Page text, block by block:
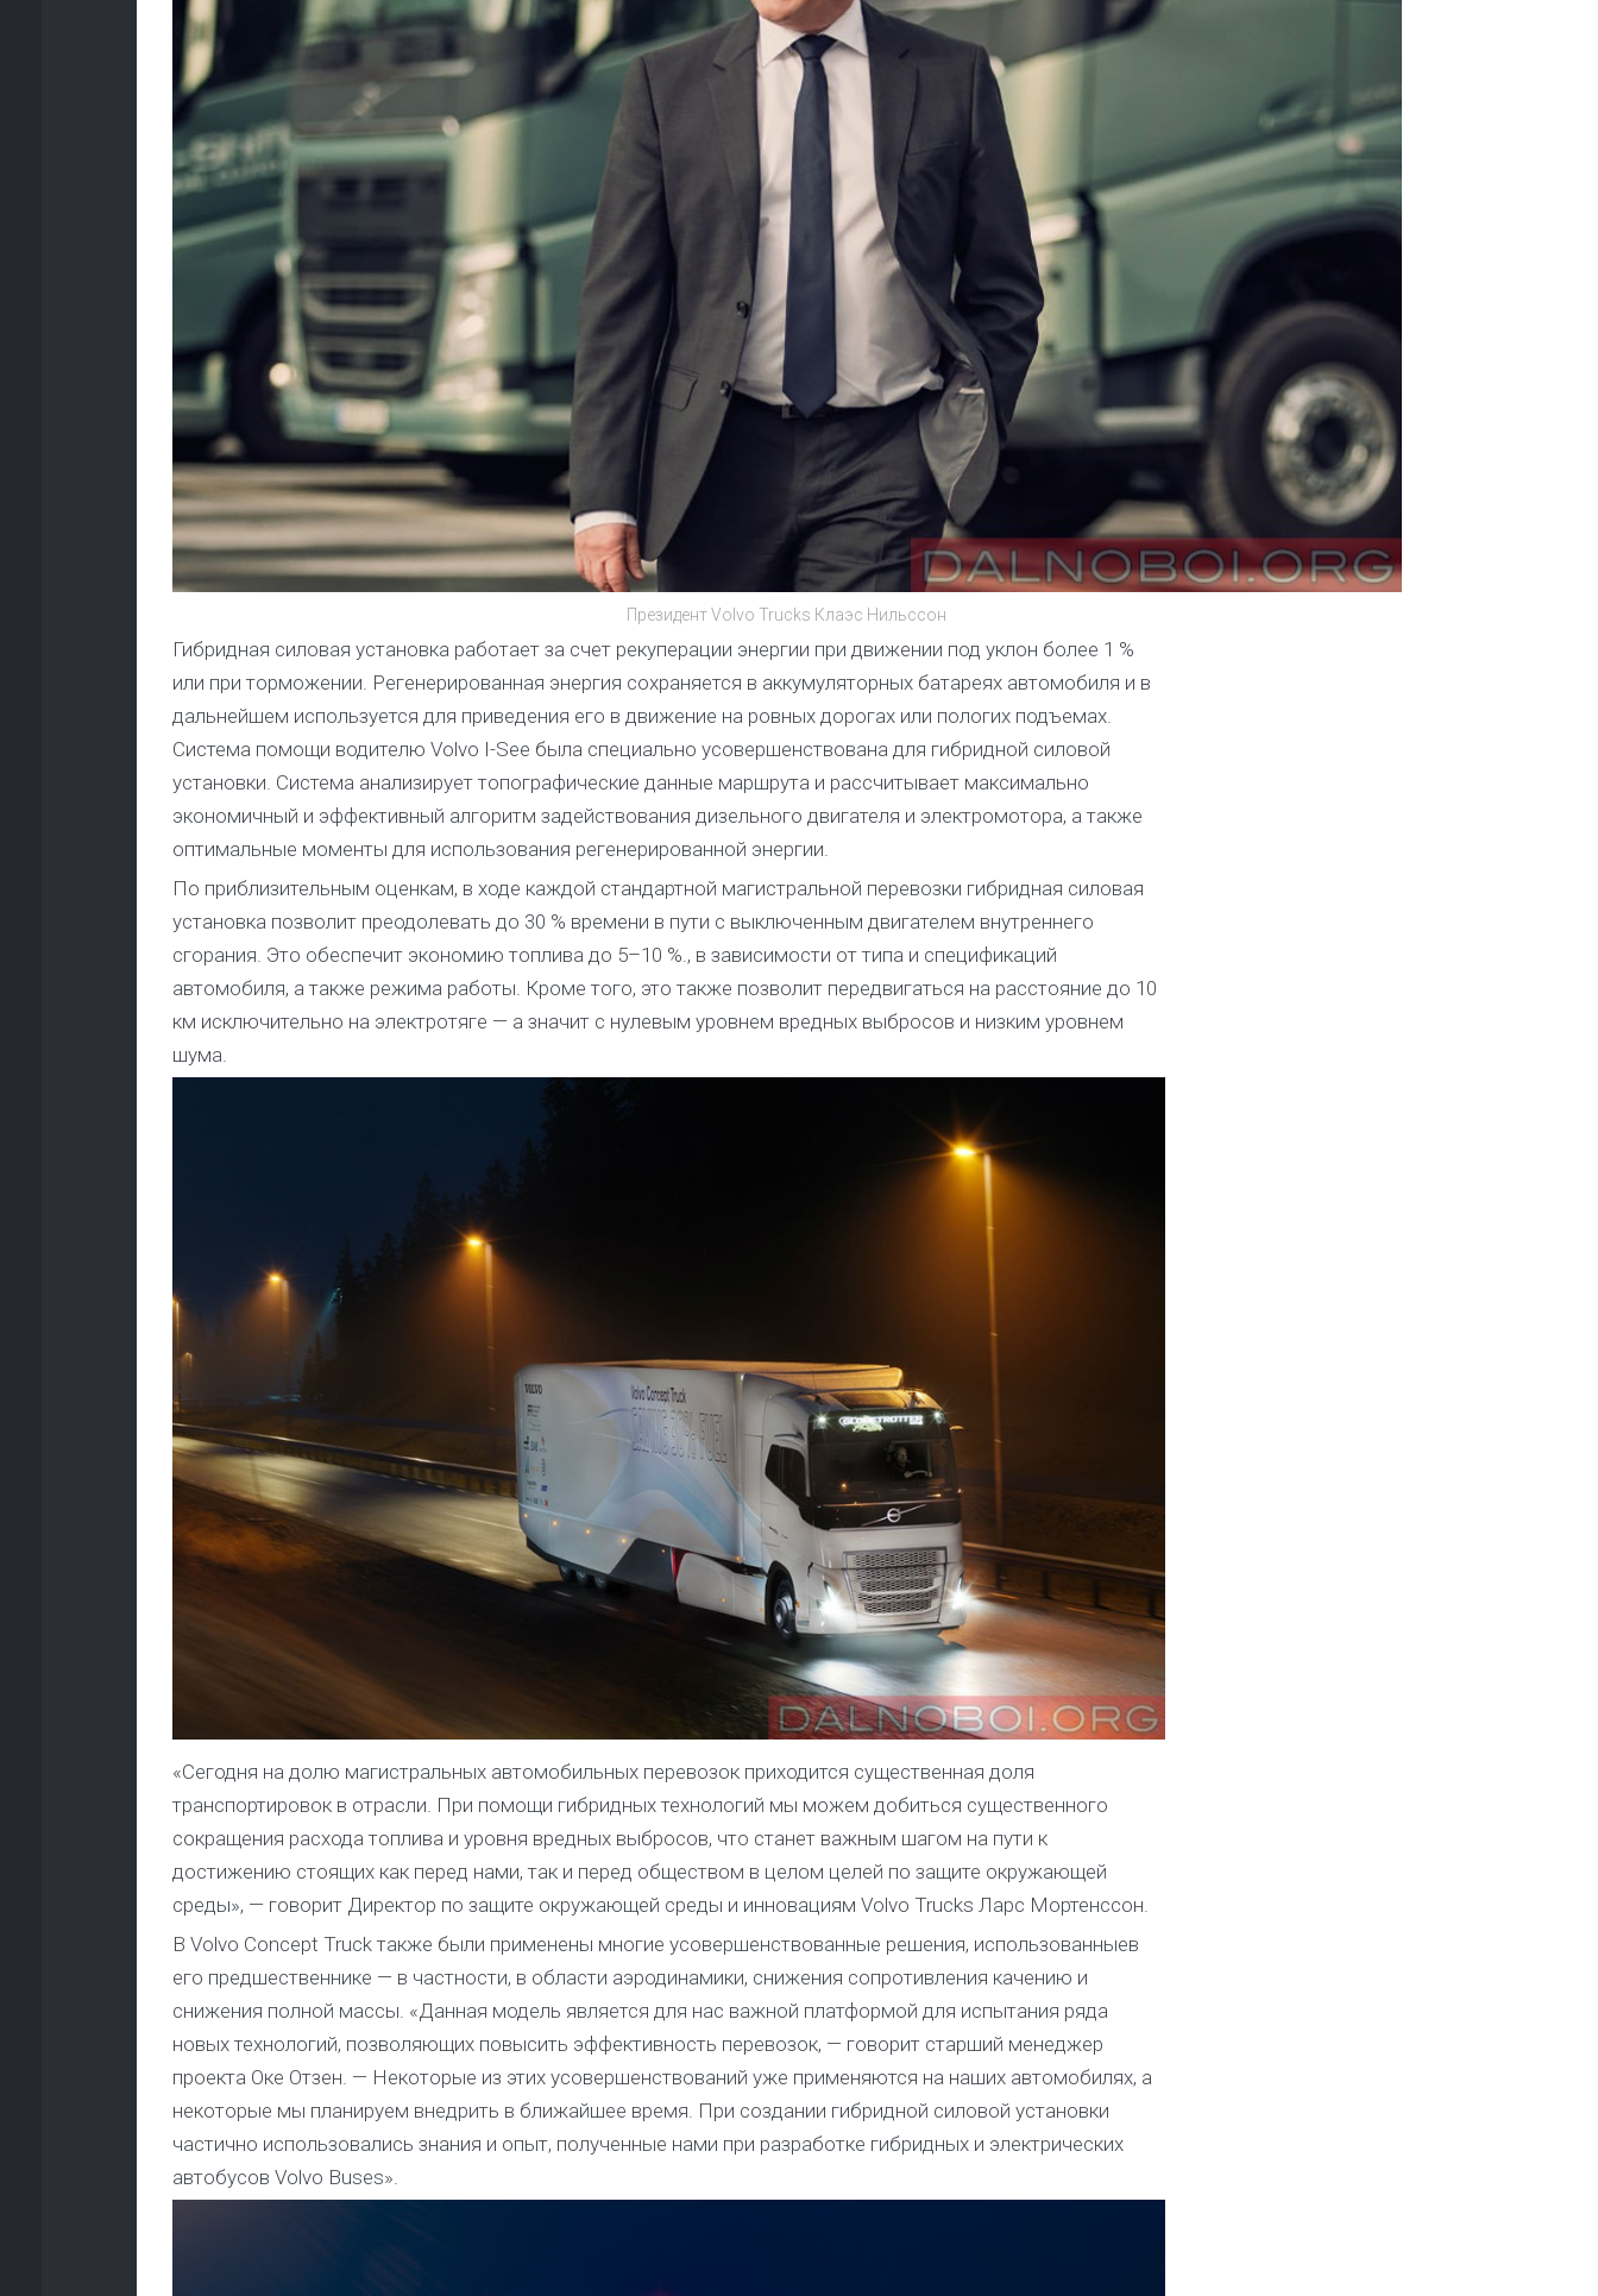
Президент Volvo Trucks Клаэс Нильссон
Гибридная силовая установка работает за счет рекуперации энергии при движении под уклон более 1 %
или при торможении. Регенерированная энергия сохраняется в аккумуляторных батареях автомобиля и в
дальнейшем используется для приведения его в движение на ровных дорогах или пологих подъемах.
Система помощи водителю Volvo I-See была специально усовершенствована для гибридной силовой
установки. Система анализирует топографические данные маршрута и рассчитывает максимально
экономичный и эффективный алгоритм задействования дизельного двигателя и электромотора, а также
оптимальные моменты для использования регенерированной энергии.
По приблизительным оценкам, в ходе каждой стандартной магистральной перевозки гибридная силовая
установка позволит преодолевать до 30 % времени в пути с выключенным двигателем внутреннего
сгорания. Это обеспечит экономию топлива до 5–10 %., в зависимости от типа и спецификаций
автомобиля, а также режима работы. Кроме того, это также позволит передвигаться на расстояние до 10
км исключительно на электротяге — а значит с нулевым уровнем вредных выбросов и низким уровнем
шума.
«Сегодня на долю магистральных автомобильных перевозок приходится существенная доля
транспортировок в отрасли. При помощи гибридных технологий мы можем добиться существенного
сокращения расхода топлива и уровня вредных выбросов, что станет важным шагом на пути к
достижению стоящих как перед нами, так и перед обществом в целом целей по защите окружающей
среды», — говорит Директор по защите окружающей среды и инновациям Volvo Trucks Ларс Мортенссон.
В Volvo Concept Truck также были применены многие усовершенствованные решения, использованныев
его предшественнике — в частности, в области аэродинамики, снижения сопротивления качению и
снижения полной массы. «Данная модель является для нас важной платформой для испытания ряда
новых технологий, позволяющих повысить эффективность перевозок, — говорит старший менеджер
проекта Оке Отзен. — Некоторые из этих усовершенствований уже применяются на наших автомобилях, а
некоторые мы планируем внедрить в ближайшее время. При создании гибридной силовой установки
частично использовались знания и опыт, полученные нами при разработке гибридных и электрических
автобусов Volvo Buses».